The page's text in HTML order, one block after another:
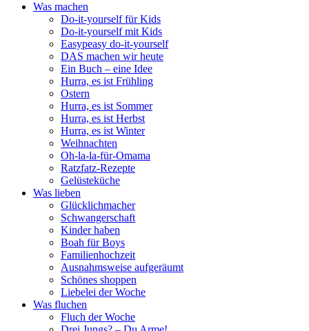
Was machen
Do-it-yourself für Kids
Do-it-yourself mit Kids
Easypeasy do-it-yourself
DAS machen wir heute
Ein Buch – eine Idee
Hurra, es ist Frühling
Ostern
Hurra, es ist Sommer
Hurra, es ist Herbst
Hurra, es ist Winter
Weihnachten
Oh-la-la-für-Omama
Ratzfatz-Rezepte
Gelüsteküche
Was lieben
Glücklichmacher
Schwangerschaft
Kinder haben
Boah für Boys
Familienhochzeit
Ausnahmsweise aufgeräumt
Schönes shoppen
Liebelei der Woche
Was fluchen
Fluch der Woche